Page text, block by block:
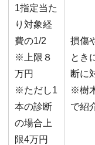
1指定当た
り対象経
費の1/2
※上限８
万円
※ただし1
本の診断
の場合上
限4万円
損傷
とき
断に
※樹
で紹